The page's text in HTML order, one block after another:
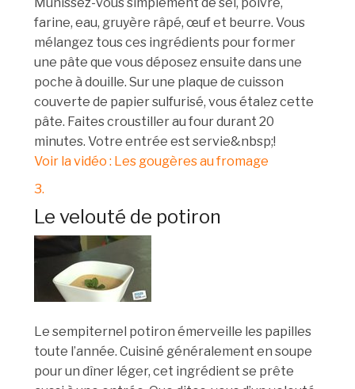
Munissez-vous simplement de sel, poivre,
farine, eau, gruyère râpé, œuf et beurre. Vous
mélangez tous ces ingrédients pour former
une pâte que vous déposez ensuite dans une
poche à douille. Sur une plaque de cuisson
couverte de papier sulfurisé, vous étalez cette
pâte. Faites croustiller au four durant 20
minutes. Votre entrée est servie&nbsp;!
Voir la vidéo : Les gougères au fromage
3.
Le velouté de potiron
Le sempiternel potiron émerveille les papilles
toute l’année. Cuisiné généralement en soupe
pour un dîner léger, cet ingrédient se prête